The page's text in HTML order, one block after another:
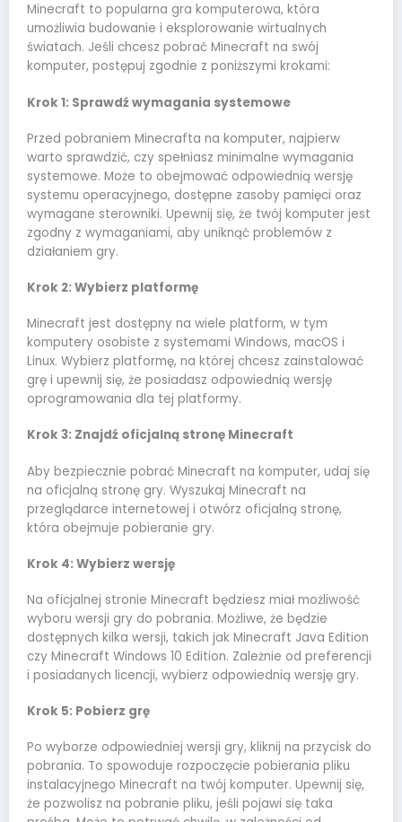
Minecraft to popularna gra komputerowa, która
umożliwia budowanie i eksplorowanie wirtualnych
światach. Jeśli chcesz pobrać Minecraft na swój
komputer, postępuj zgodnie z poniższymi krokami:
Krok 1: Sprawdź wymagania systemowe
Przed pobraniem Minecrafta na komputer, najpierw
warto sprawdzić, czy spełniasz minimalne wymagania
systemowe. Może to obejmować odpowiednią wersję
systemu operacyjnego, dostępne zasoby pamięci oraz
wymagane sterowniki. Upewnij się, że twój komputer jest
zgodny z wymaganiami, aby uniknąć problemów z
działaniem gry.
Krok 2: Wybierz platformę
Minecraft jest dostępny na wiele platform, w tym
komputery osobiste z systemami Windows, macOS i
Linux. Wybierz platformę, na której chcesz zainstalować
grę i upewnij się, że posiadasz odpowiednią wersję
oprogramowania dla tej platformy.
Krok 3: Znajdź oficjalną stronę Minecraft
Aby bezpiecznie pobrać Minecraft na komputer, udaj się
na oficjalną stronę gry. Wyszukaj Minecraft na
przeglądarce internetowej i otwórz oficjalną stronę,
która obejmuje pobieranie gry.
Krok 4: Wybierz wersję
Na oficjalnej stronie Minecraft będziesz miał możliwość
wyboru wersji gry do pobrania. Możliwe, że będzie
dostępnych kilka wersji, takich jak Minecraft Java Edition
czy Minecraft Windows 10 Edition. Zależnie od preferencji
i posiadanych licencji, wybierz odpowiednią wersję gry.
Krok 5: Pobierz grę
Po wyborze odpowiedniej wersji gry, kliknij na przycisk do
pobrania. To spowoduje rozpoczęcie pobierania pliku
instalacyjnego Minecraft na twój komputer. Upewnij się,
że pozwolisz na pobranie pliku, jeśli pojawi się taka